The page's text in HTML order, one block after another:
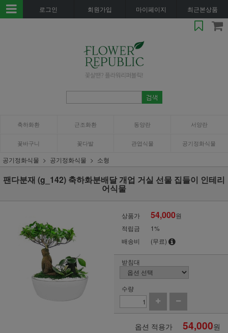
로그인 회원가입 마이페이지 최근본상품
축하화환 근조화환 동양란 서양란
꽃바구니 꽃다발 관엽식물 공기정화식물
공기정화식물 공기정화식물 소형
팬다분재 (g_142) 축하화분배달 개업 거실 선물 집들이 인테리
어식물
상품가 54,000원
적립금
1%
배송비
(무료)
받침대
수량
옵션 적용가 54,000원